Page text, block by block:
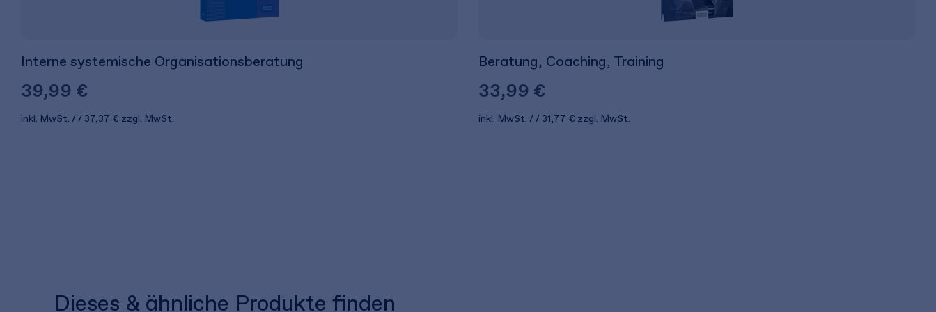
Interne systemische Organisationsberatung
39,99 €
inkl. MwSt. 37,37 € zzgl. MwSt.
Beratung, Coaching, Training
33,99 €
inkl. MwSt. 31,77 € zzgl. MwSt.
Dieses & ähnliche Produkte finden